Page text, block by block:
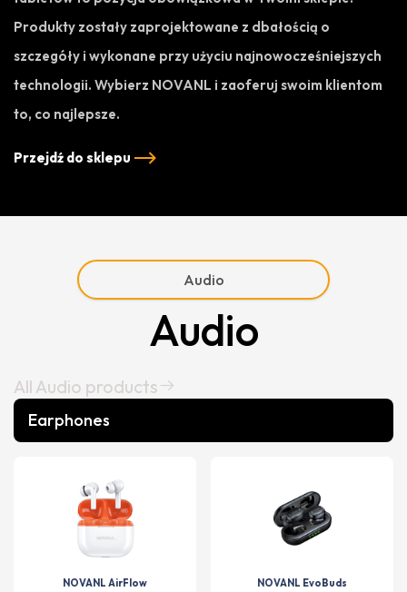
Produkty zostały zaprojektowane z dbałością o
szczegóły i wykonane przy użyciu najnowocześniejszych
technologii. Wybierz NOVANL i zaoferuj swoim klientom
to, co najlepsze.
Przejdź do sklepu
Audio
Audio
All Audio products
Earphones
NOVANL AirFlow
NOVANL EvoBuds